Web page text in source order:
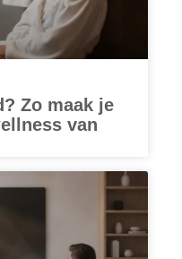
Zo maak je
van